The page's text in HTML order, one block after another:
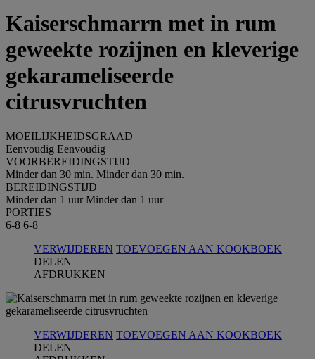
Kaiserschmarrn met in rum
geweekte rozijnen en kleverige
gekarameliseerde
citrusvruchten
MOEILIJKHEIDSGRAAD
Eenvoudig Eenvoudig
VOORBEREIDINGSTIJD
Minder dan 30 min. Minder dan 30 min.
BEREIDINGSTIJD
Minder dan 1 uur Minder dan 1 uur
PORTIES
6-8 6-8
VERWIJDEREN TOEVOEGEN AAN KOOKBOEK
DELEN
AFDRUKKEN
VERWIJDEREN TOEVOEGEN AAN KOOKBOEK
DELEN